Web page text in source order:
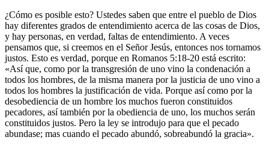
¿Cómo es posible esto? Ustedes saben que entre el pueblo de Dios
hay diferentes grados de entendimiento acerca de las cosas de Dios,
y hay personas, en verdad, faltas de entendimiento. A veces
pensamos que, si creemos en el Señor Jesús, entonces nos tornamos
justos. Esto es verdad, porque en Romanos 5:18-20 está escrito:
«Así que, como por la transgresión de uno vino la condenación a
todos los hombres, de la misma manera por la justicia de uno vino a
todos los hombres la justificación de vida. Porque así como por la
desobediencia de un hombre los muchos fueron constituidos
pecadores, así también por la obediencia de uno, los muchos serán
constituidos justos. Pero la ley se introdujo para que el pecado
abundase; mas cuando el pecado abundó, sobreabundó la gracia».